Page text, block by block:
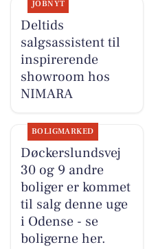
JOBNYT
Deltids
salgsassistent til
inspirerende
showroom hos
NIMARA
BOLIGMARKED
Døckerslundsvej
30 og 9 andre
boliger er kommet
til salg denne uge
i Odense - se
boligerne her.